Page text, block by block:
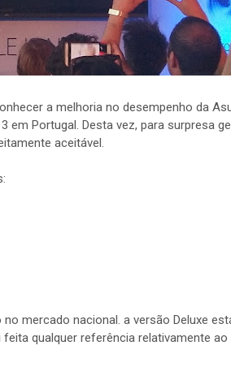
a melhoria no desempenho da
em Portugal. Desta vez, para surpresa
aceitável.
mercado nacional. a versão Deluxe
qualquer referência relativamente ao